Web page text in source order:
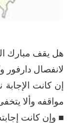
هل يقف مبارك
لانفصال دارفور
إن كانت
مواقفه وألا
■ وإن كانت